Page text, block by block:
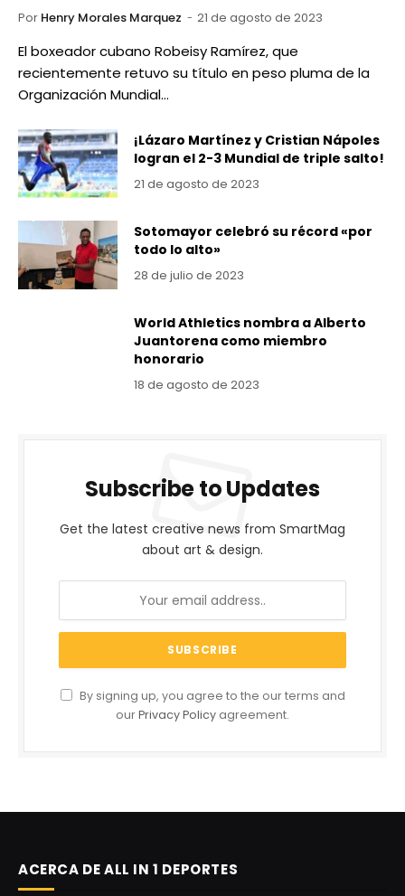
Por Henry Morales Marquez 21 de agosto de 2023
El boxeador cubano Robeisy Ramírez, que
recientemente retuvo su título en peso pluma de la
Organización Mundial…
¡Lázaro Martínez y Cristian Nápoles
logran el 2-3 Mundial de triple salto!
21 de agosto de 2023
Sotomayor celebró su récord «por
todo lo alto»
28 de julio de 2023
World Athletics nombra a Alberto
Juantorena como miembro
honorario
18 de agosto de 2023
Subscribe to Updates
Get the latest creative news from SmartMag
about art & design.
By signing up, you agree to the our terms and
ourPrivacy Policy agreement.
ACERCA DE ALL IN 1 DEPORTES